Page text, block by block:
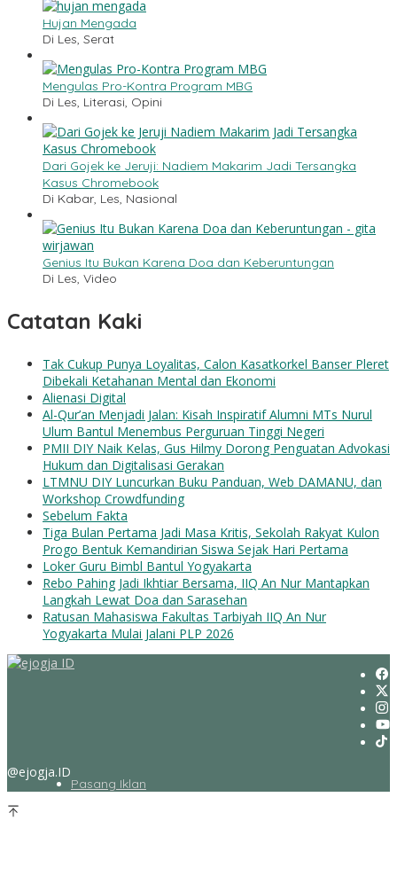
Hujan Mengada
Di Les, Serat
Mengulas Pro-Kontra Program MBG
Di Les, Literasi, Opini
Dari Gojek ke Jeruji: Nadiem Makarim Jadi Tersangka
Kasus Chromebook
Di Kabar, Les, Nasional
Genius Itu Bukan Karena Doa dan Keberuntungan
Di Les, Video
Catatan Kaki
Tak Cukup Punya Loyalitas, Calon Kasatkorkel Banser Pleret
Dibekali Ketahanan Mental dan Ekonomi
Alienasi Digital
Al-Qur’an Menjadi Jalan: Kisah Inspiratif Alumni MTs Nurul
Ulum Bantul Menembus Perguruan Tinggi Negeri
PMII DIY Naik Kelas, Gus Hilmy Dorong Penguatan Advokasi
Hukum dan Digitalisasi Gerakan
LTMNU DIY Luncurkan Buku Panduan, Web DAMANU, dan
Workshop Crowdfunding
Sebelum Fakta
Tiga Bulan Pertama Jadi Masa Kritis, Sekolah Rakyat Kulon
Progo Bentuk Kemandirian Siswa Sejak Hari Pertama
Loker Guru Bimbl Bantul Yogyakarta
Rebo Pahing Jadi Ikhtiar Bersama, IIQ An Nur Mantapkan
Langkah Lewat Doa dan Sarasehan
Ratusan Mahasiswa Fakultas Tarbiyah IIQ An Nur
Yogyakarta Mulai Jalani PLP 2026
@ejogja.ID
Pasang Iklan